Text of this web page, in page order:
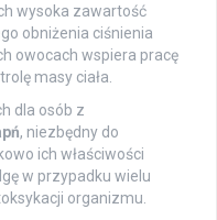
wysoka zawartość
obniżenia ciśnienia
owocach wspiera pracę
masy ciała.
dla osób z
, niezbędny do
ich właściwości
w przypadku wielu
organizmu.